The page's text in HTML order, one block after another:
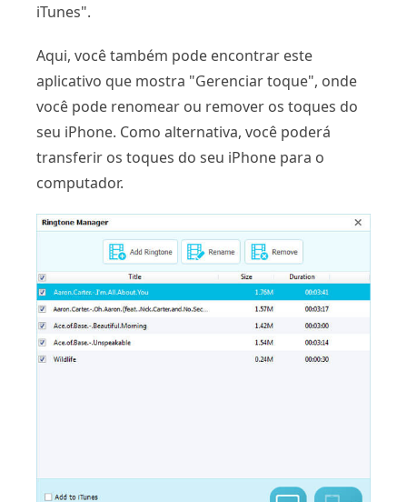
iTunes".
Aqui, você também pode encontrar este
aplicativo que mostra "Gerenciar toque", onde
você pode renomear ou remover os toques do
seu iPhone. Como alternativa, você poderá
transferir os toques do seu iPhone para o
computador.